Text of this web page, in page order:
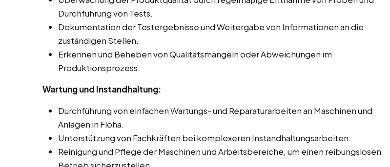
Durchführung von Tests.
Dokumentation der Testergebnisse und Weitergabe von Informationen an die
zuständigen Stellen.
Erkennen und Beheben von Qualitätsmängeln oder Abweichungen im
Produktionsprozess.
Wartung und Instandhaltung:
Durchführung von einfachen Wartungs- und Reparaturarbeiten an Maschinen und
Anlagen in Flöha.
Unterstützung von Fachkräften bei komplexeren Instandhaltungsarbeiten.
Reinigung und Pflege der Maschinen und Arbeitsbereiche, um einen reibungslosen